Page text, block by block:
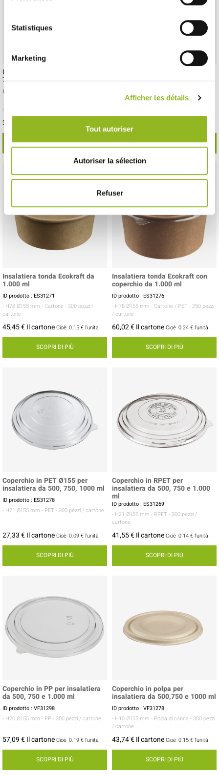
Statistiques
Marketing
Afficher les détails
Tout autoriser
Autoriser la sélection
Refuser
Insalatiera tonda Ecokraft da
750 ml
ID prodotto : ES31270
- H63 Ø155 mm
cartone
39,63 € Il cartone
SCOPRI DI PIÙ
coperchio da 750 ml
- H63 Ø155 mm
- Cartone / PET
- 250 pezzi
SCOPRI DI PIÙ
Insalatiera tonda Ecokraft da
1.000 ml
ID prodotto : ES31271
- H78 Ø155 mm - Cartone - 300 pezzi /
cartone
45,45 € Il cartoneCioè 0.15 € l'unità
SCOPRI DI PIÙ
Insalatiera tonda Ecokraft con
coperchio da 1.000 ml
ID prodotto : ES31276
- H78 Ø155 mm - Cartone / PET - 250 pezzi
/ cartone
60,02 € Il cartoneCioè 0.24 € l'unità
SCOPRI DI PIÙ
Coperchio in PET Ø155 per
insalatiera da 500, 750, 1000 ml
ID prodotto : ES31278
- H21 Ø155 mm - PET - 300 pezzi / cartone
27,33 € Il cartoneCioè 0.09 € l'unità
SCOPRI DI PIÙ
Coperchio in RPET per
insalatiera da 500, 750 e 1.000
ml
ID prodotto : ES31269
- H21 Ø155 mm - RPET - 300 pezzi /
cartone
41,55 € Il cartoneCioè 0.14 € l'unità
SCOPRI DI PIÙ
Coperchio in PP per insalatiera
da 500, 750 e 1.000 ml
ID prodotto : VF31298
- H20 Ø155 mm - PP - 300 pezzi / cartone
57,09 € Il cartoneCioè 0.19 € l'unità
SCOPRI DI PIÙ
Coperchio in polpa per
insalatiera da 500,750 e 1000 ml
ID prodotto : VF31278
- H10 Ø155 mm - Polpa di canna - 300 pezzi
/ cartone
43,74 € Il cartoneCioè 0.15 € l'unità
SCOPRI DI PIÙ